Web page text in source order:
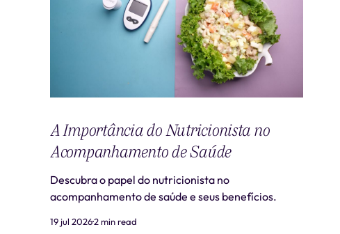
A Importância do Nutricionista no
Acompanhamento de Saúde
Descubra o papel do nutricionista no
acompanhamento de saúde e seus benefícios.
19 jul 20262 min read